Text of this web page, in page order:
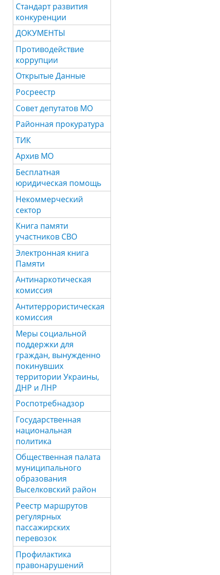
Стандарт развития
конкуренции
ДОКУМЕНТЫ
Противодействие
коррупции
Открытые Данные
Росреестр
Совет депутатов МО
Районная прокуратура
ТИК
Архив МО
Бесплатная
юридическая помощь
Некоммерческий
сектор
Книга памяти
участников СВО
Электронная книга
Памяти
Антинаркотическая
комиссия
Антитеррористическая
комиссия
Меры социальной
поддержки для
граждан, вынужденно
покинувших
территории Украины,
ДНР и ЛНР
Роспотребнадзор
Государственная
национальная
политика
Общественная палата
муниципального
образования
Выселковский район
Реестр маршрутов
регулярных
пассажирских
перевозок
Профилактика
правонарушений